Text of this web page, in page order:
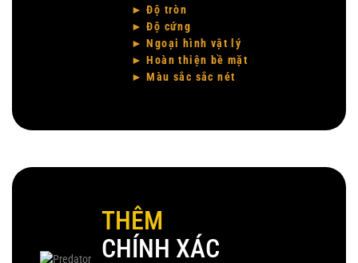
► Độ tròn
► Độ cứng
► Ngoại hình vật lý
► Hoàn thiện bề mặt
► Màu sắc sắc nét
THÊM
CHÍNH XÁC